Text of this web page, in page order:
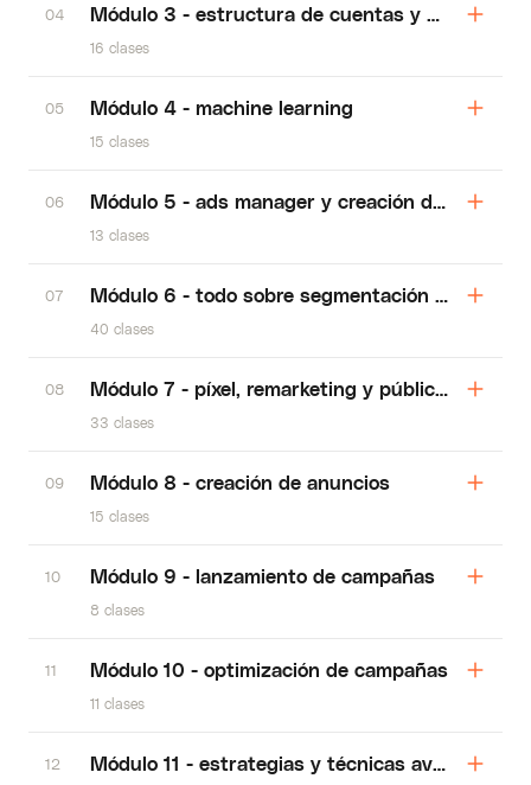
04 Módulo 3 - estructura de cuentas y activos
16 clases
05 Módulo 4 - machine learning
15 clases
06 Módulo 5 - ads manager y creación de
13 clases
07 Módulo 6 - todo sobre segmentación y ads
40 clases
08 Módulo 7 - píxel, remarketing y públicos
33 clases
09 Módulo 8 - creación de anuncios
15 clases
10 Módulo 9 - lanzamiento de campañas
8 clases
11 Módulo 10 - optimización de campañas
11 clases
12 Módulo 11 - estrategias y técnicas avanzadas